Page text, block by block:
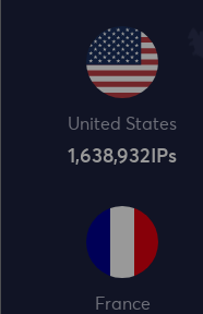
United States
1,638,932 IPs
France